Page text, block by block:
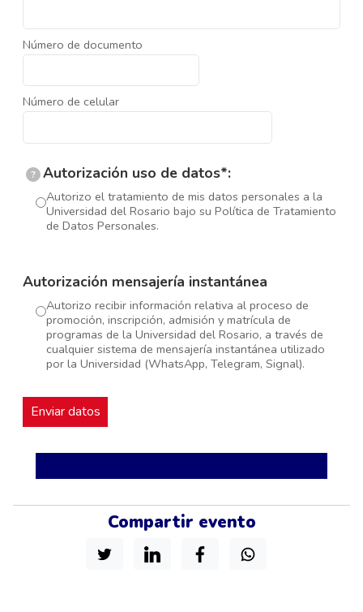
Número de documento
Número de celular
? Autorización uso de datos*:
Autorizo el tratamiento de mis datos personales a la
Universidad del Rosario bajo su Política de Tratamiento
de Datos Personales.
Autorización mensajería instantánea
Autorizo recibir información relativa al proceso de
promoción, inscripción, admisión y matrícula de
programas de la Universidad del Rosario, a través de
cualquier sistema de mensajería instantánea utilizado
por la Universidad (WhatsApp, Telegram, Signal).
Compartir evento